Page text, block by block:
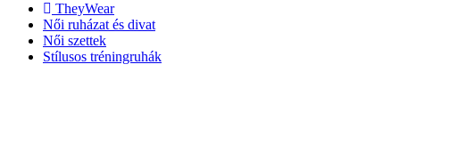
TheyWear
Női ruházat és divat
Női szettek
Stílusos tréningruhák